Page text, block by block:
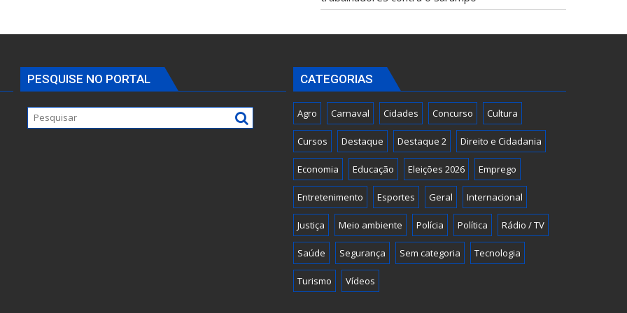
PESQUISE NO PORTAL CATEGORIAS
Agro Carnaval Cidades Concurso Cultura
Cursos Destaque Destaque 2 Direito e Cidadania
Economia Educação Eleições 2026 Emprego
Entretenimento Esportes Geral Internacional
Justiça Meio ambiente Polícia Política Rádio / TV
Saúde Segurança Sem categoria Tecnologia
Turismo Vídeos